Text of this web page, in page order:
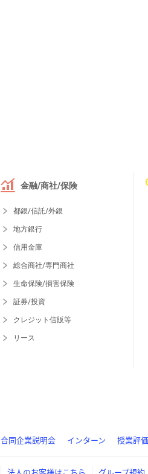
金融/商社/保険
都銀/信託/外銀
地方銀行
信用金庫
総合商社/専門商社
生命保険/損害保険
証券/投資
クレジット信販等
リース
合同企業説明会 インターン 授業評価